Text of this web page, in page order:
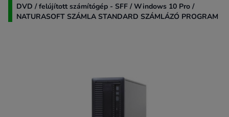
DVD / felújított számítógép - SFF / Windows 10 Pro /
NATURASOFT SZÁMLA STANDARD SZÁMLÁZÓ PROGRAM